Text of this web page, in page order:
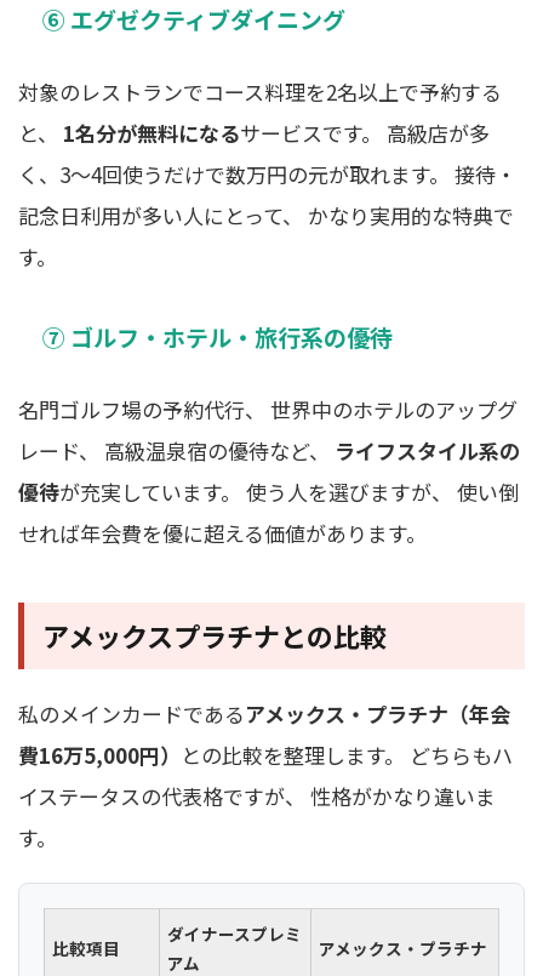
⑥ エグゼクティブダイニング
対象のレストランでコース料理を2名以上で予約する
と、 1名分が無料になるサービスです。 高級店が多
く、3〜4回使うだけで数万円の元が取れます。 接待・
記念日利用が多い人にとって、 かなり実用的な特典で
す。
⑦ ゴルフ・ホテル・旅行系の優待
名門ゴルフ場の予約代行、 世界中のホテルのアップグ
レード、 高級温泉宿の優待など、 ライフスタイル系の
優待が充実しています。 使う人を選びますが、 使い倒
せれば年会費を優に超える価値があります。
アメックスプラチナとの比較
私のメインカードであるアメックス・プラチナ（年会
費16万5,000円） との比較を整理します。 どちらもハ
イステータスの代表格ですが、 性格がかなり違いま
す。
比較項目
ダイナースプレミ
アム
アメックス・プラチナ